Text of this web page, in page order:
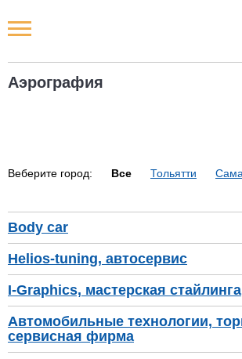
Аэрография
Веберите город: Все Тольятти
Body car
Helios-tuning, автосервис
I-Graphics, мастерская стайлинга
Автомобильные технологии,
сервисная фирма
Новости РФ
Наши мероприятия
Статьи